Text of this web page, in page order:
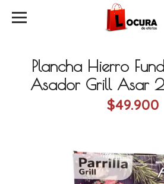
Plancha Hierro
Asador Grill Asar
$49.900